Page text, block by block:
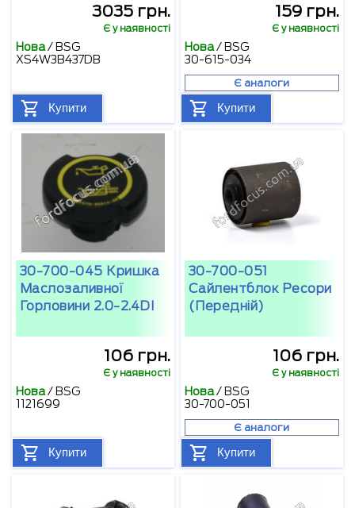
3035 грн.
Є у наявності
Нова/ BSG
XS4W3B437DB
Купити
159 грн.
Є у наявності
Нова/ BSG
30-615-034
Є аналоги
Купити
30-700-045 Кришка
Маслозаливної
Горловини 2.0-2.4DI
106 грн.
Є у наявності
Нова/ BSG
1121699
Купити
30-700-051
Сайлентблок Ресори
(передній)
106 грн.
Є у наявності
Нова/ BSG
30-700-051
Є аналоги
Купити